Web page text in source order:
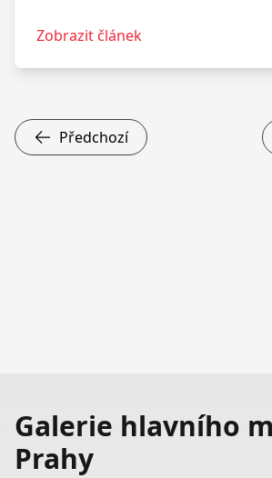
Zobrazit článek
Předchozí
Galerie hlavního
Prahy